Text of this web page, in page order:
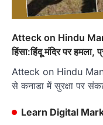
Atteck on Hindu
हिंसा:हिंदू मंदिर पर
Atteck on Hindu
से कनाडा में सुरक्षा पर
Learn Digital